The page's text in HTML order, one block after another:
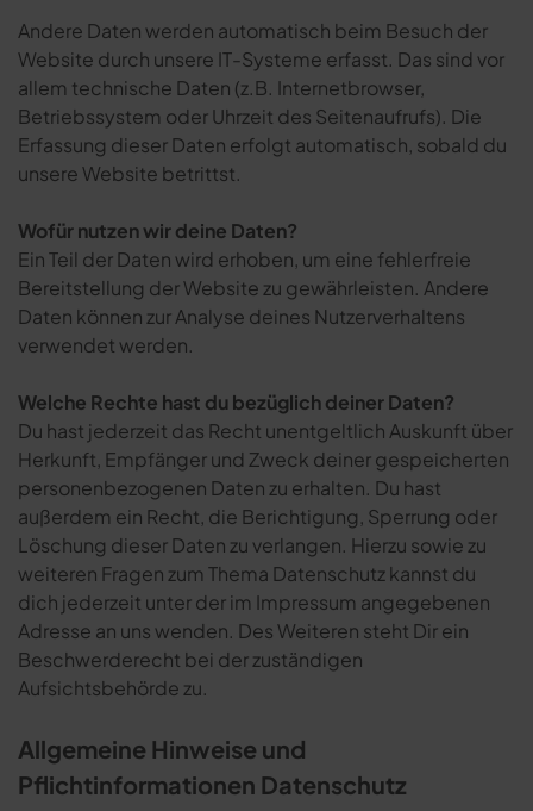
Andere Daten werden automatisch beim Besuch der
Website durch unsere IT-Systeme erfasst. Das sind vor
allem technische Daten (z.B. Internetbrowser,
Betriebssystem oder Uhrzeit des Seitenaufrufs). Die
Erfassung dieser Daten erfolgt automatisch, sobald du
unsere Website betrittst.
Wofür nutzen wir deine Daten?
Ein Teil der Daten wird erhoben, um eine fehlerfreie
Bereitstellung der Website zu gewährleisten. Andere
Daten können zur Analyse deines Nutzerverhaltens
verwendet werden.
Welche Rechte hast du bezüglich deiner Daten?
Du hast jederzeit das Recht unentgeltlich Auskunft über
Herkunft, Empfänger und Zweck deiner gespeicherten
personenbezogenen Daten zu erhalten. Du hast
außerdem ein Recht, die Berichtigung, Sperrung oder
Löschung dieser Daten zu verlangen. Hierzu sowie zu
weiteren Fragen zum Thema Datenschutz kannst du
dich jederzeit unter der im Impressum angegebenen
Adresse an uns wenden. Des Weiteren steht Dir ein
Beschwerderecht bei der zuständigen
Aufsichtsbehörde zu.
Allgemeine Hinweise und
Pflichtinformationen Datenschutz